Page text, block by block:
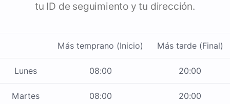
tu ID de seguimiento y tu dirección.
Más temprano (Inicio) Más tarde (Final)
Lunes 08:00 20:00
Martes 08:00 20:00